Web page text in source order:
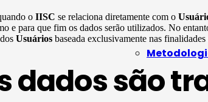
o IISC se relaciona diretamente com o
e para que fim os dados serão utilizados. No
Usuários baseada exclusivamente nas
dados são